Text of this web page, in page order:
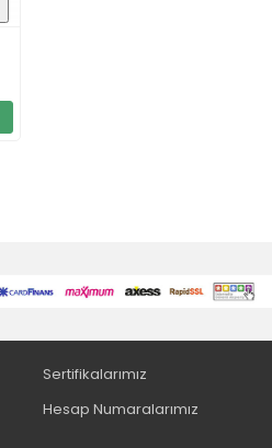
Sertifikalarımız
Hesap Numaralarımız